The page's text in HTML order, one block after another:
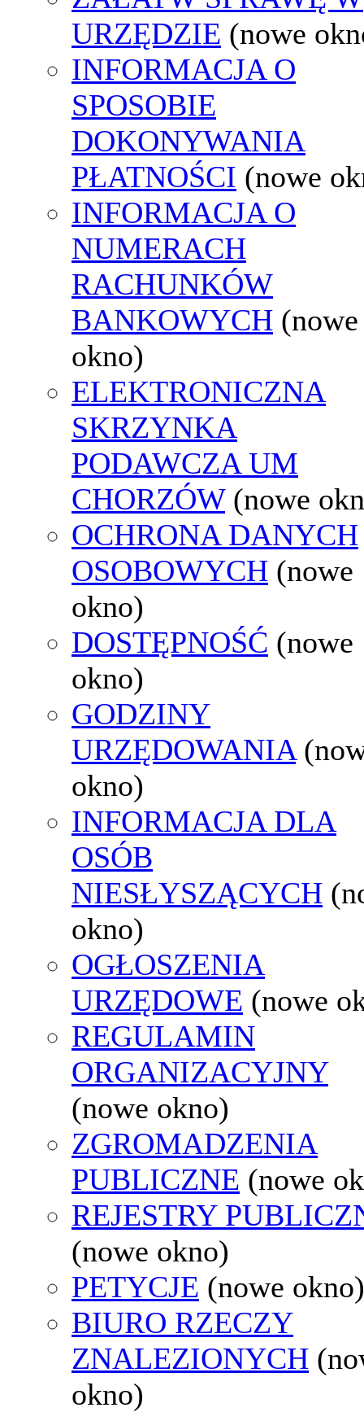
URZĘDZIE (nowe
INFORMACJA O
SPOSOBIE
DOKONYWANIA
PŁATNOŚCI (nowe
INFORMACJA O
NUMERACH
RACHUNKÓW
BANKOWYCH (nowe
okno)
ELEKTRONICZNA
SKRZYNKA
PODAWCZA UM
CHORZÓW (nowe
OCHRONA DANYCH
OSOBOWYCH (nowe
okno)
DOSTĘPNOŚĆ (nowe
okno)
GODZINY
URZĘDOWANIA
okno)
INFORMACJA DLA
OSÓB
NIESŁYSZĄCYCH
okno)
OGŁOSZENIA
URZĘDOWE (nowe
REGULAMIN
ORGANIZACYJNY
(nowe okno)
ZGROMADZENIA
PUBLICZNE (nowe
REJESTRY
(nowe okno)
PETYCJE (nowe okno)
BIURO RZECZY
ZNALEZIONYCH
okno)